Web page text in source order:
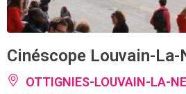
Cinéscope Louvain-La-
OTTIGNIES-LOUVAIN-LA-